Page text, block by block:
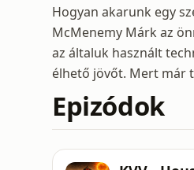
Hogyan akarunk egy
McMenemy Márk az
az általuk használt
élhető jövőt. Mert már
Epizódok